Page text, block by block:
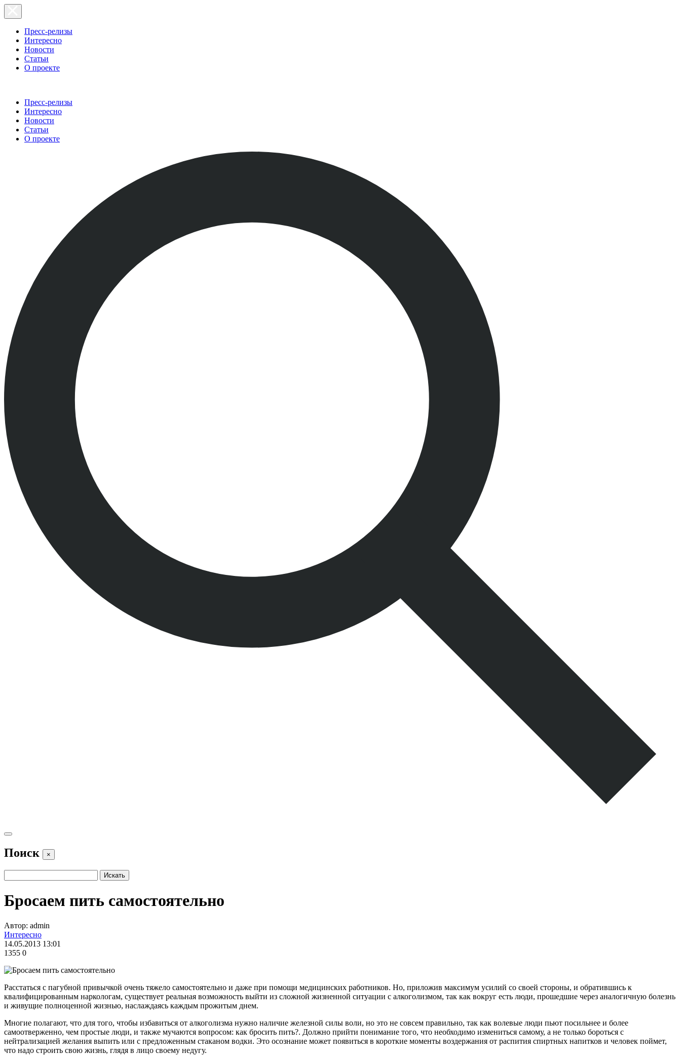
Пресс-релизы
Интересно
Новости
Статьи
О проекте
Пресс-релизы
Интересно
Новости
Статьи
О проекте
Поиск ×
Бросаем пить самостоятельно
Автор: admin
Интересно
14.05.2013 13:01
1355 0
Расстаться с пагубной привычкой очень тяжело самостоятельно и даже при помощи медицинских работников. Но, приложив максимум усилий со своей стороны, и обратившись к
квалифицированным наркологам, существует реальная возможность выйти из сложной жизненной ситуации с алкоголизмом, так как вокруг есть люди, прошедшие через аналогичную болезнь
и живущие полноценной жизнью, наслаждаясь каждым прожитым днем.
Многие полагают, что для того, чтобы избавиться от алкоголизма нужно наличие железной силы воли, но это не совсем правильно, так как волевые люди пьют посильнее и более
самоотверженно, чем простые люди, и также мучаются вопросом: как бросить пить?. Должно прийти понимание того, что необходимо измениться самому, а не только бороться с
нейтрализацией желания выпить или с предложенным стаканом водки. Это осознание может появиться в короткие моменты воздержания от распития спиртных напитков и человек поймет,
что надо строить свою жизнь, глядя в лицо своему недугу.